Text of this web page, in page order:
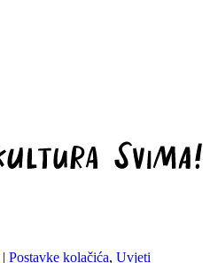
| Postavke kolačića, Uvjeti